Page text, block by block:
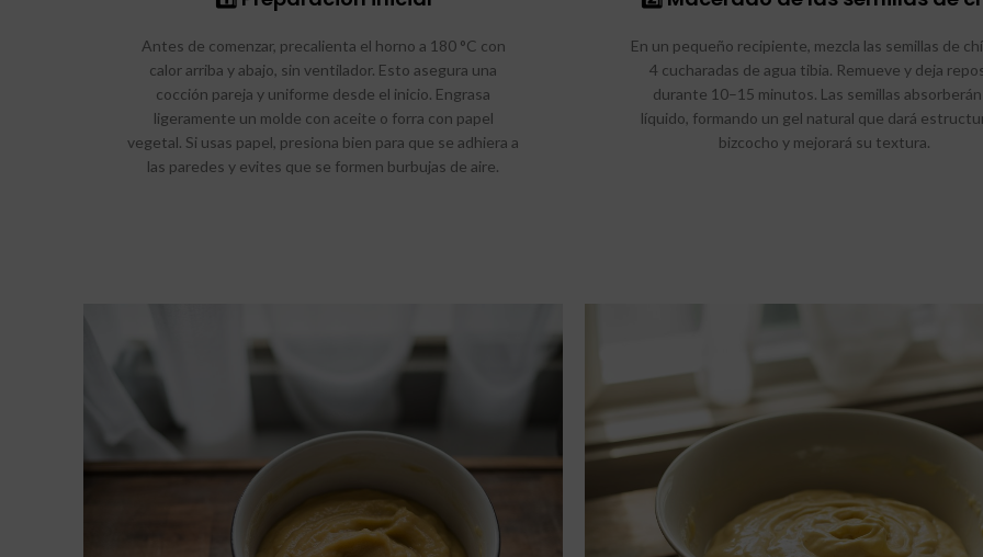
Antes de comenzar, precalienta el horno a 180 °C con
calor arriba y abajo, sin ventilador. Esto asegura una
cocción pareja y uniforme desde el inicio. Engrasa
ligeramente un molde con aceite o forra con papel
vegetal. Si usas papel, presiona bien para que se adhiera a
las paredes y evites que se formen burbujas de aire.
En un pequeño recipiente, mezcla las semillas de
4 cucharadas de agua tibia. Remueve y deja
durante 10–15 minutos. Las semillas
líquido, formando un gel natural que dará
bizcocho y mejorará su textura.